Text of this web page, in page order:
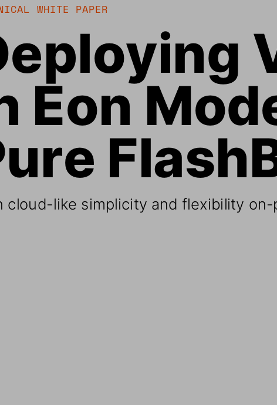
WHITE PAPER
Eon
cloud-like simplicity and flexibility on-